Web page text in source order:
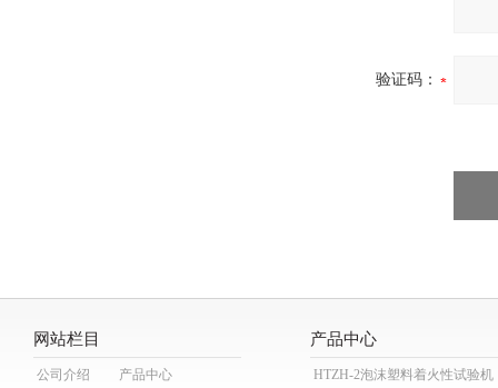
验证码：
网站栏目
公司介绍
产品中心
产品中心
HTZH-2泡沫塑料着火性试验机